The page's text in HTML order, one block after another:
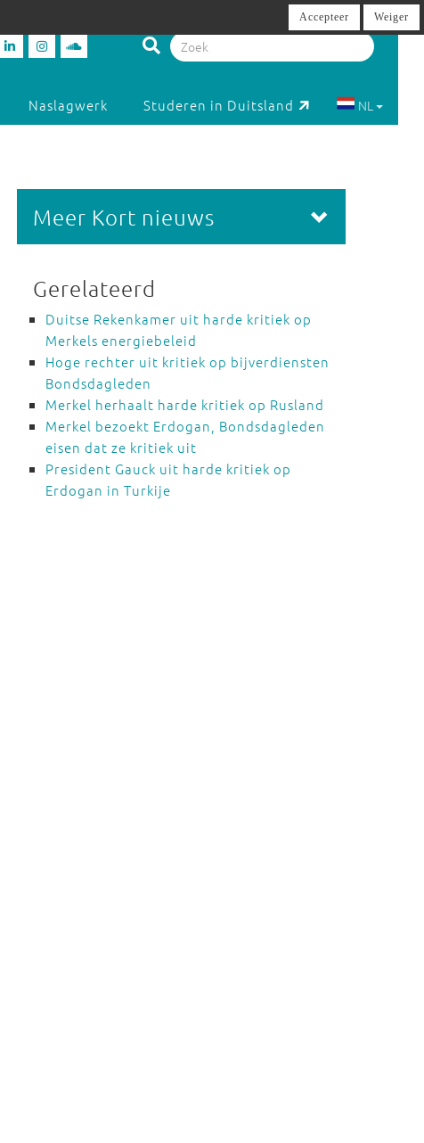
Naslagwerk Studeren in Duitsland NL
Meer Kort nieuws
Gerelateerd
Duitse Rekenkamer uit harde kritiek op
Merkels energiebeleid
Hoge rechter uit kritiek op bijverdiensten
Bondsdagleden
Merkel herhaalt harde kritiek op Rusland
Merkel bezoekt Erdogan, Bondsdagleden
eisen dat ze kritiek uit
President Gauck uit harde kritiek op
Erdogan in Turkije
Accepteer Weiger